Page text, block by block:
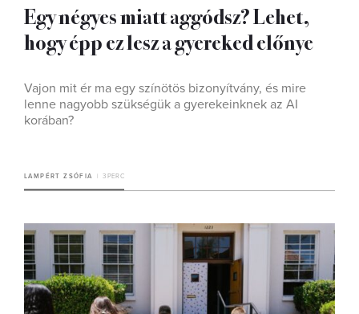
Egy négyes miatt aggódsz? Lehet,
hogy épp ez lesz a gyereked előnye
Vajon mit ér ma egy színötös bizonyítvány, és mire
lenne nagyobb szükségük a gyerekeinknek az AI
korában?
LAMPÉRT ZSÓFIA 3 PERC